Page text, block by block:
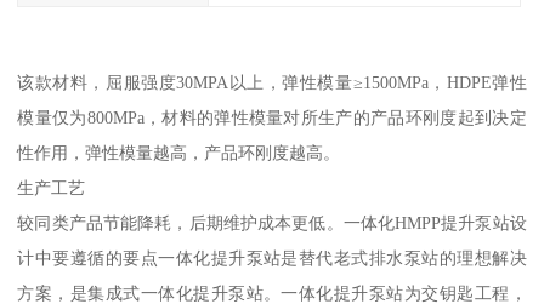
该款材料，屈服强度30MPA以上，弹性模量≥1500MPa，HDPE弹性
模量仅为800MPa，材料的弹性模量对所生产的产品环刚度起到决定
性作用，弹性模量越高，产品环刚度越高。
生产工艺
较同类产品节能降耗，后期维护成本更低。一体化HMPP提升泵站设
计中要遵循的要点一体化提升泵站是替代老式排水泵站的理想解决
方案，是集成式一体化提升泵站。一体化提升泵站为交钥匙工程，